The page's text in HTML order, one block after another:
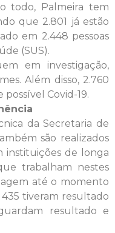
todo, Palmeira tem
que 2.801 já estão
em 2.448 pessoas
(SUS).
em investigação,
Além disso, 2.760
Covid-19.
da Secretaria de
são realizados
instituições de longa
trabalham nestes
até o momento
tiveram resultado
resultado e